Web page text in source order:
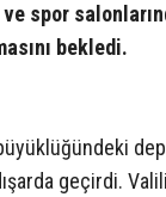
spor
bekledi.
geçirdi.